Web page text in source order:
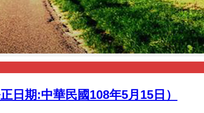
日期:中華民國108年5月15日）